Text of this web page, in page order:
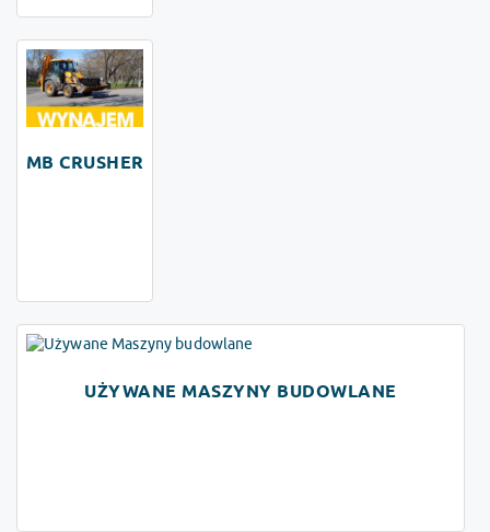
MB CRUSHER
UŻYWANE MASZYNY BUDOWLANE